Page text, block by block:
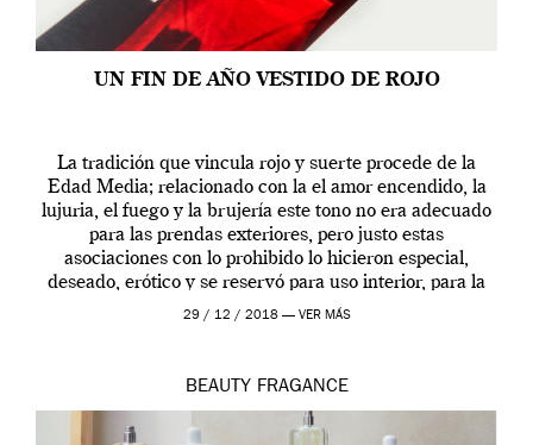
UN FIN DE AÑO VESTIDO DE ROJO
La tradición que vincula rojo y suerte procede de la
Edad Media; relacionado con la el amor encendido, la
lujuria, el fuego y la brujería este tono no era adecuado
para las prendas exteriores, pero justo estas
asociaciones con lo prohibido lo hicieron especial,
deseado, erótico y se reservó para uso interior, para la
ropa […]
29 / 12 / 2018 — VER MÁS
BEAUTY FRAGANCE